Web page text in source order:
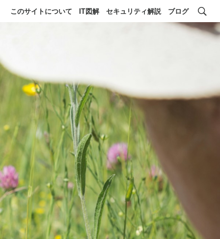
このサイトについて IT図解 セキュリティ解説 ブログ